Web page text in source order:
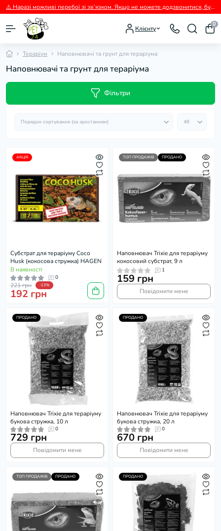
⚠️ Наразі можливі перебої зі зв’язком. Якщо не можете додзвонитися, будь ласка, пишіть нам у Viber.
Клієнту
0
Тераріум Наповнювачі та грунт для тераріума
Наповнювачі та грунт для тераріума
Фільтри
АКЦІЯ
Субстрат для тераріуму Coco
Husk (кокосова стружка) HAGEN
В наявності
0
221 грн -13%
192 грн
ТОП ПРОДАЖІВ ПРОДАНО
Наповнювач Trixie для тераріуму
кокосовий субстрат, 9 л
1
159 грн
Повідомити мене
ПРОДАНО
Наповнювач Trixie для тераріуму
букова стружка, 10 л
0
729 грн
Повідомити мене
ПРОДАНО
Наповнювач Trixie для тераріуму
букова стружка, 20 л
0
670 грн
Повідомити мене
ТОП ПРОДАЖІВ ПРОДАНО ПРОДАНО